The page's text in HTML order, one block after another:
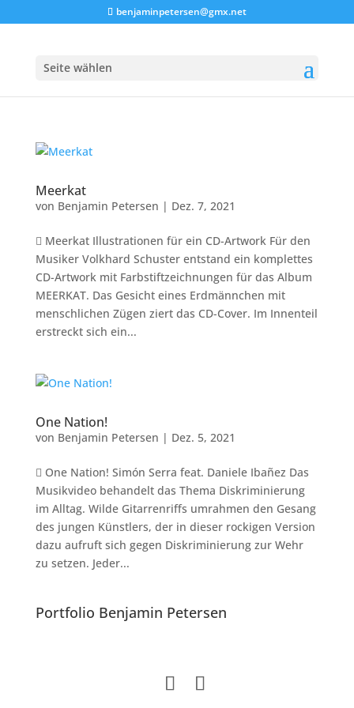
benjaminpetersen@gmx.net
Seite wählen
Meerkat
von Benjamin Petersen | Dez. 7, 2021
 Meerkat Illustrationen für ein CD-Artwork Für den
Musiker Volkhard Schuster entstand ein komplettes
CD-Artwork mit Farbstiftzeichnungen für das Album
MEERKAT. Das Gesicht eines Erdmännchen mit
menschlichen Zügen ziert das CD-Cover. Im Innenteil
erstreckt sich ein...
One Nation!
von Benjamin Petersen | Dez. 5, 2021
 One Nation! Simón Serra feat. Daniele Ibañez Das
Musikvideo behandelt das Thema Diskriminierung
im Alltag. Wilde Gitarrenriffs umrahmen den Gesang
des jungen Künstlers, der in dieser rockigen Version
dazu aufruft sich gegen Diskriminierung zur Wehr
zu setzen. Jeder...
Portfolio Benjamin Petersen